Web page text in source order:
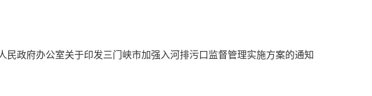
民政府办公室关于印发三门峡市加强入河排污口监督管理实施方案的通知